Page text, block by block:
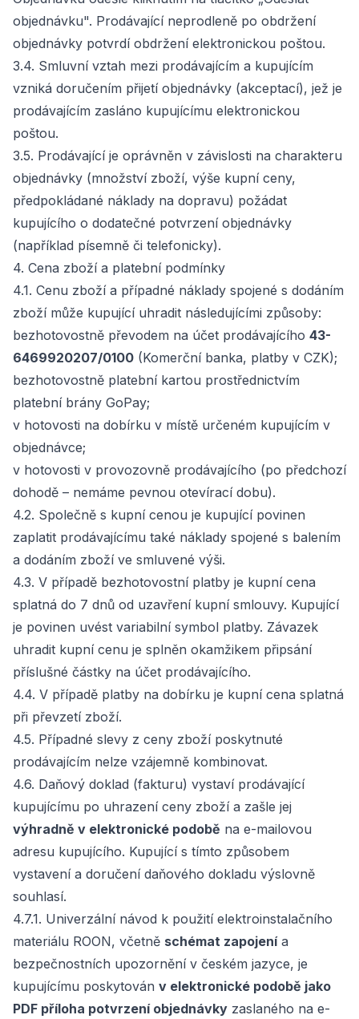
objednávku". Prodávající neprodleně po obdržení
objednávky potvrdí obdržení elektronickou poštou.
3.4. Smluvní vztah mezi prodávajícím a kupujícím
vzniká doručením přijetí objednávky (akceptací), jež je
prodávajícím zasláno kupujícímu elektronickou
poštou.
3.5. Prodávající je oprávněn v závislosti na charakteru
objednávky (množství zboží, výše kupní ceny,
předpokládané náklady na dopravu) požádat
kupujícího o dodatečné potvrzení objednávky
(například písemně či telefonicky).
4. Cena zboží a platební podmínky
4.1. Cenu zboží a případné náklady spojené s dodáním
zboží může kupující uhradit následujícími způsoby:
bezhotovostně převodem na účet prodávajícího 43-
6469920207/0100 (Komerční banka, platby v CZK);
bezhotovostně platební kartou prostřednictvím
platební brány GoPay;
v hotovosti na dobírku v místě určeném kupujícím v
objednávce;
v hotovosti v provozovně prodávajícího (po předchozí
dohodě – nemáme pevnou otevírací dobu).
4.2. Společně s kupní cenou je kupující povinen
zaplatit prodávajícímu také náklady spojené s balením
a dodáním zboží ve smluvené výši.
4.3. V případě bezhotovostní platby je kupní cena
splatná do 7 dnů od uzavření kupní smlouvy. Kupující
je povinen uvést variabilní symbol platby. Závazek
uhradit kupní cenu je splněn okamžikem připsání
příslušné částky na účet prodávajícího.
4.4. V případě platby na dobírku je kupní cena splatná
při převzetí zboží.
4.5. Případné slevy z ceny zboží poskytnuté
prodávajícím nelze vzájemně kombinovat.
4.6. Daňový doklad (fakturu) vystaví prodávající
kupujícímu po uhrazení ceny zboží a zašle jej
výhradně v elektronické podobě na e-mailovou
adresu kupujícího. Kupující s tímto způsobem
vystavení a doručení daňového dokladu výslovně
souhlasí.
4.7.1. Univerzální návod k použití elektroinstalačního
materiálu ROON, včetně schémat zapojenía
bezpečnostních upozornění v českém jazyce, je
kupujícímu poskytován v elektronické podobě jako
PDF příloha potvrzení objednávky zaslaného na e-